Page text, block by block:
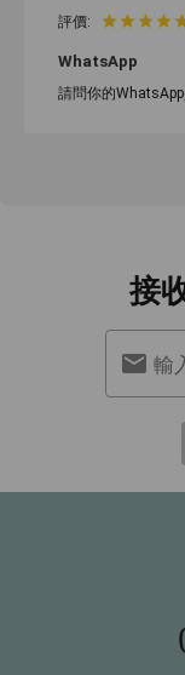
評價:
WhatsApp
請問你的WhatsApp
接
輸